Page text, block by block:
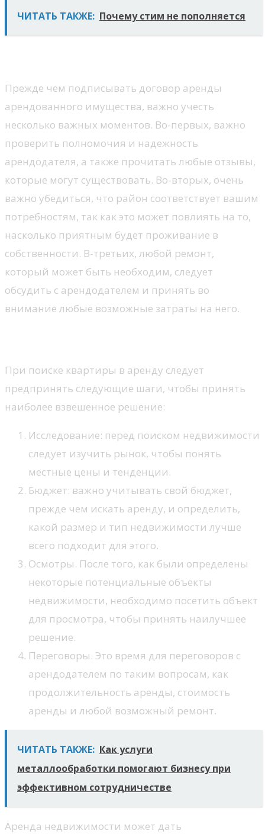
ЧИТАТЬ ТАКЖЕ: Почему стим не пополняется
Прежде чем подписывать договор аренды
арендованного имущества, важно учесть
несколько важных моментов. Во-первых, важно
проверить полномочия и надежность
арендодателя, а также прочитать любые отзывы,
которые могут существовать. Во-вторых, очень
важно убедиться, что район соответствует вашим
потребностям, так как это может повлиять на то,
насколько приятным будет проживание в
собственности. В-третьих, любой ремонт,
который может быть необходим, следует
обсудить с арендодателем и принять во
внимание любые возможные затраты на него.
При поиске квартиры в аренду следует
предпринять следующие шаги, чтобы принять
наиболее взвешенное решение:
Исследование: перед поиском недвижимости
следует изучить рынок, чтобы понять
местные цены и тенденции.
Бюджет: важно учитывать свой бюджет,
прежде чем искать аренду, и определить,
какой размер и тип недвижимости лучше
всего подходит для этого.
Осмотры. После того, как были определены
некоторые потенциальные объекты
недвижимости, необходимо посетить объект
для просмотра, чтобы принять наилучшее
решение.
Переговоры. Это время для переговоров с
арендодателем по таким вопросам, как
продолжительность аренды, стоимость
аренды и любой возможный ремонт.
ЧИТАТЬ ТАКЖЕ: Как услуги
металлообработки помогают бизнесу при
эффективном сотрудничестве
Аренда недвижимости может дать